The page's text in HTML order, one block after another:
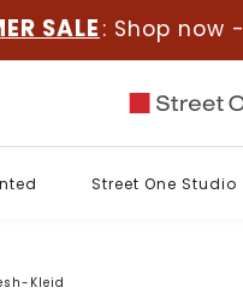
SALE : Shop now -
Street One Studio
Kleid